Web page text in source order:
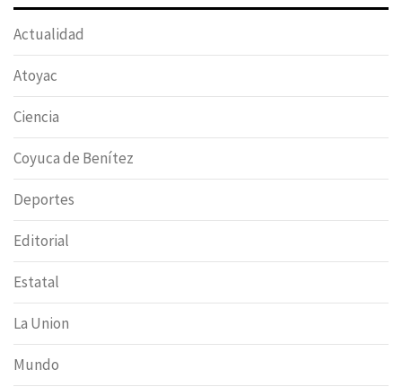
Actualidad
Atoyac
Ciencia
Coyuca de Benítez
Deportes
Editorial
Estatal
La Union
Mundo